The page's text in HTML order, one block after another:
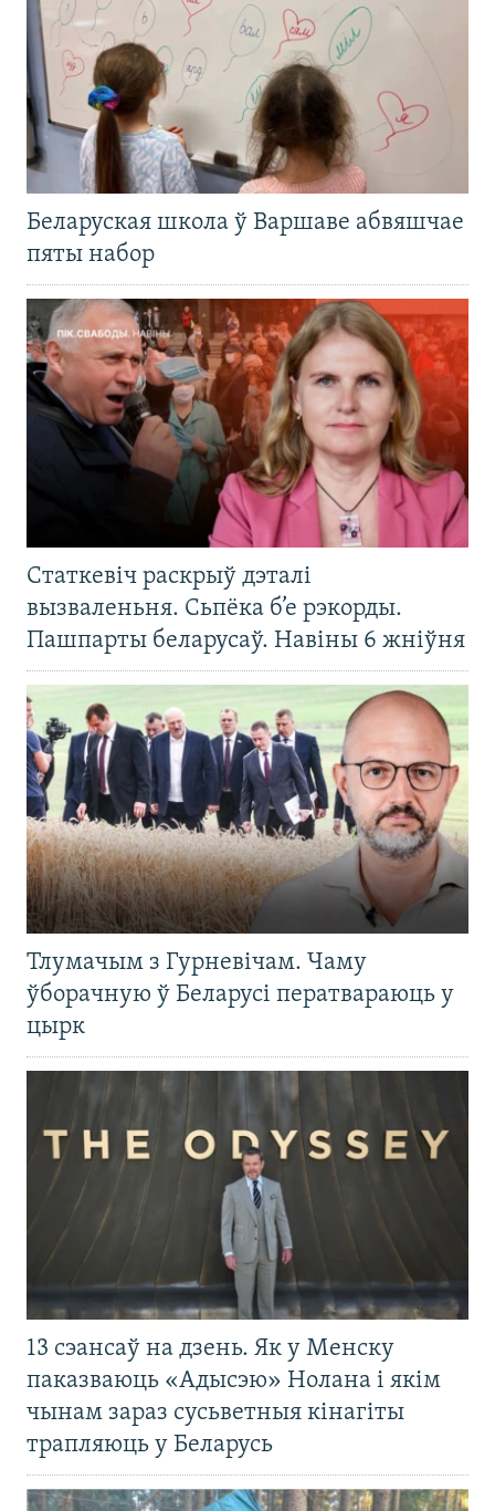
Беларуская школа ў Варшаве абвяшчае
пяты набор
Статкевіч раскрыў дэталі
вызваленьня. Сьпёка б’е рэкорды.
Пашпарты беларусаў. Навіны 6 жніўня
Тлумачым з Гурневічам. Чаму
ўборачную ў Беларусі ператвараюць у
цырк
13 сэансаў на дзень. Як у Менску
паказваюць «Адысэю» Нолана і якім
чынам зараз сусьветныя кінагіты
трапляюць у Беларусь